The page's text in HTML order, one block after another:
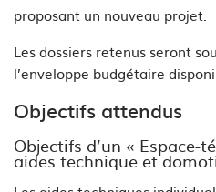
proposant un nouveau projet.
Les dossiers retenus seront
l’enveloppe budgétaire
Objectifs attendus
Objectifs d’un « Espace-
aides technique et